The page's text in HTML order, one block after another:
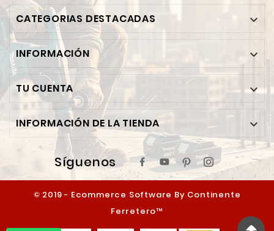
CATEGORIAS DESTACADAS 
INFORMACIÓN 
TU CUENTA 
INFORMACIÓN DE LA TIENDA 
Síguenos
© 2019 - Ecommerce Software By Continente
Ferretero™